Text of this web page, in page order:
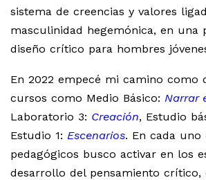
sistema de creencias y valores
masculinidad hegemónica, en una
diseño crítico para hombres
En 2022 empecé mi camino como
cursos como Medio Básico: Narrar
Laboratorio 3: Creación, Estudio
Estudio 1: Escenarios. En cada uno
pedagógicos busco activar en los
desarrollo del pensamiento crítico,